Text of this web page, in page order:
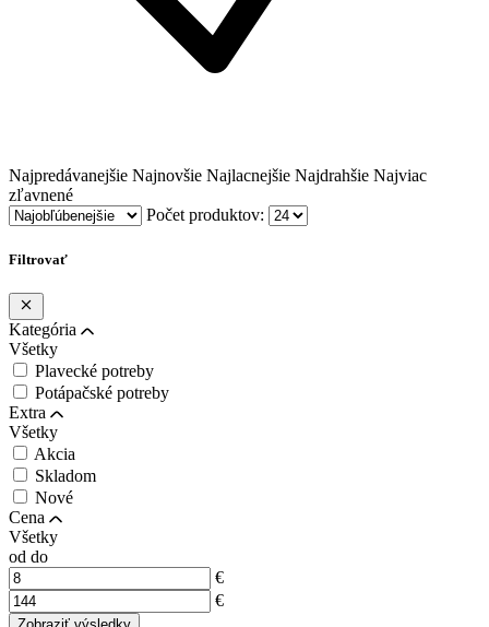
Najpredávanejšie Najnovšie Najlacnejšie Najdrahšie Najviac
zľavnené
Počet produktov:
Filtrovať
Kategória
Všetky
Plavecké potreby
Potápačské potreby
Extra
Všetky
Akcia
Skladom
Nové
Cena
Všetky
od do
€
€